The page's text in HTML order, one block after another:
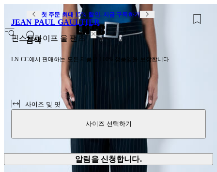
첫 주문 최대 15% 할인. 지금 구독하기
검색
0
JEAN PAUL GAULTIER
핀스트라이프 울 팬츠
LN-CC에서 판매하는 모든 제품은 100% 정품임을 보장합니다.
사이즈 및 핏
사이즈 선택하기
알림을 신청합니다.